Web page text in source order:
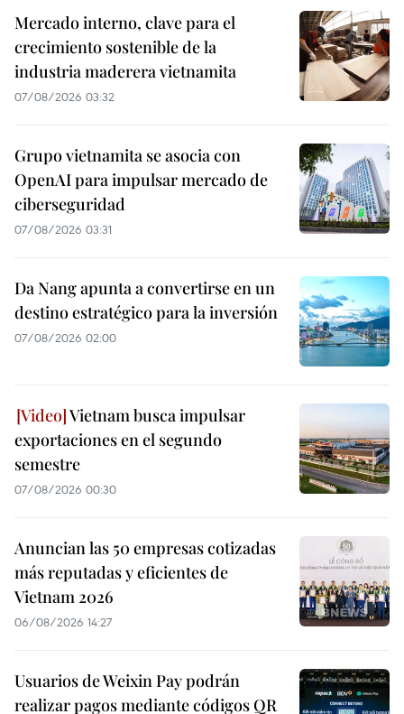
Mercado interno, clave para el
crecimiento sostenible de la
industria maderera vietnamita
07/08/2026 03:32
Grupo vietnamita se asocia con
OpenAI para impulsar mercado de
ciberseguridad
07/08/2026 03:31
Da Nang apunta a convertirse en un
destino estratégico para la inversión
07/08/2026 02:00
Vietnam busca impulsar
exportaciones en el segundo
semestre
07/08/2026 00:30
Anuncian las 50 empresas cotizadas
más reputadas y eficientes de
Vietnam 2026
06/08/2026 14:27
Usuarios de Weixin Pay podrán
realizar pagos mediante códigos QR